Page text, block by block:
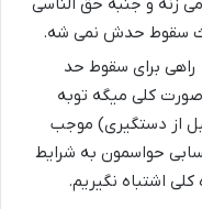
سقوط حدش نمی شه.
درسته که تبصره ۱ ماده ۱۱۴ راهی برای سقوط حد
می کنه، اما ماده ۱۱۶ به صورت کلی میگه توبه
از دستگیری) موجب
حواسمون به شرایط